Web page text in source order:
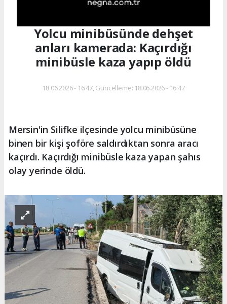
Yolcu minibüsünde dehşet
anları kamerada: Kaçırdığı
minibüsle kaza yapıp öldü
18.06.2026 - 16:47, Güncelleme: 18.06.2026 - 16:47
Mersin'in Silifke ilçesinde yolcu minibüsüne
binen bir kişi şoföre saldırdıktan sonra aracı
kaçırdı. Kaçırdığı minibüsle kaza yapan şahıs
olay yerinde öldü.